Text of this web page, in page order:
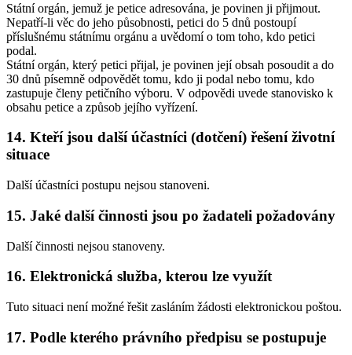
Státní orgán, jemuž je petice adresována, je povinen ji přijmout.
Nepatří-li věc do jeho působnosti, petici do 5 dnů postoupí
příslušnému státnímu orgánu a uvědomí o tom toho, kdo petici
podal.
Státní orgán, který petici přijal, je povinen její obsah posoudit a do
30 dnů písemně odpovědět tomu, kdo ji podal nebo tomu, kdo
zastupuje členy petičního výboru. V odpovědi uvede stanovisko k
obsahu petice a způsob jejího vyřízení.
14. Kteří jsou další účastníci (dotčení) řešení životní
situace
Další účastníci postupu nejsou stanoveni.
15. Jaké další činnosti jsou po žadateli požadovány
Další činnosti nejsou stanoveny.
16. Elektronická služba, kterou lze využít
Tuto situaci není možné řešit zasláním žádosti elektronickou poštou.
17. Podle kterého právního předpisu se postupuje